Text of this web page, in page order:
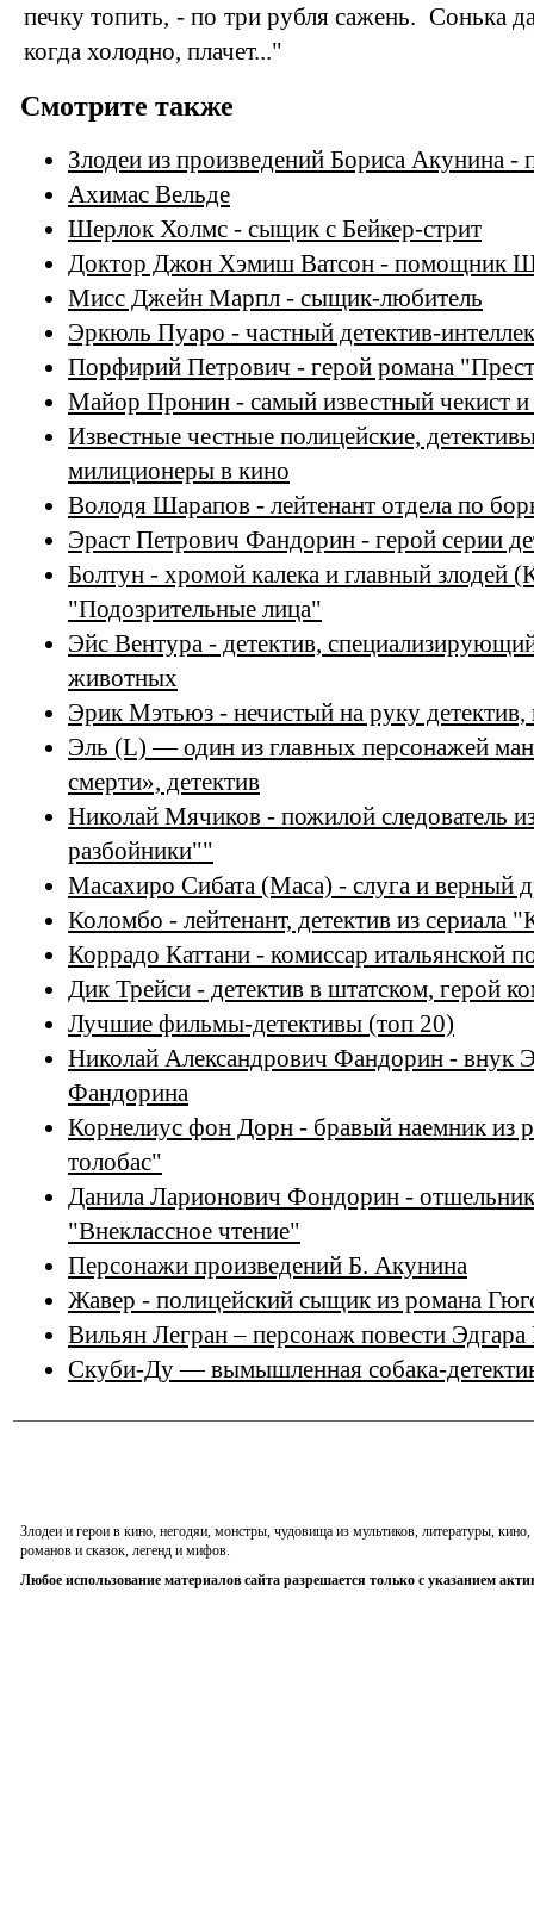
печку топить, - по три рубля сажень. Сонька
когда холодно, плачет..."
Смотрите также
Злодеи из произведений Бориса Акунина
Ахимас Вельде
Шерлок Холмс - сыщик c Бейкер-стрит
Доктор Джон Хэмиш Ватсон - помощник
Мисс Джейн Марпл - сыщик-любитель
Эркюль Пуаро - частный детектив-
Порфирий Петрович - герой романа
Майор Пронин - самый известный чекист
Известные честные полицейские,
милиционеры в кино
Володя Шарапов - лейтенант отдела по
Эраст Петрович Фандорин - герой серии
Болтун - хромой калека и главный злодей
"Подозрительные лица"
Эйс Вентура - детектив,
животных
Эрик Мэтьюз - нечистый на руку
Эль (L) — один из главных персонажей
смерти», детектив
Николай Мячиков - пожилой следователь
разбойники""
Масахиро Сибата (Маса) - слуга и верный
Коломбо - лейтенант, детектив из сериала
Коррадо Каттани - комиссар итальянской
Дик Трейси - детектив в штатском, герой
Лучшие фильмы-детективы (топ 20)
Николай Александрович Фандорин - внук
Фандорина
Корнелиус фон Дорн - бравый наемник из
толобас"
Данила Ларионович Фондорин -
"Внеклассное чтение"
Персонажи произведений Б. Акунина
Жавер - полицейский сыщик из романа
Вильян Легран – персонаж повести
Скуби-Ду — вымышленная собака-
Злодеи и герои в кино, негодяи, монстры, чудовища из мультиков, литературы,
романов и сказок, легенд и мифов.
Любое использование материалов сайта разрешается только с указанием